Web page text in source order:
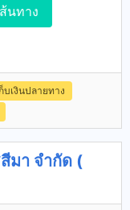
ส้นทาง
บเงินปลายทาง
มา จำกัด (